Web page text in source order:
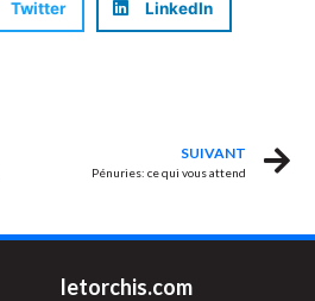
Twitter LinkedIn
SUIVANT
Pénuries: ce qui vous attend
letorchis.com